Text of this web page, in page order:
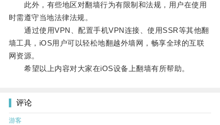
此外，有些地区对翻墙行为有限制和法规，用户在使用
时需遵守当地法律法规。
通过使用VPN、配置手机VPN连接、使用SSR等其他翻
墙工具，iOS用户可以轻松地翻越外墙网，畅享全球的互联
网资源。
希望以上内容对大家在iOS设备上翻墙有所帮助。
评论
游客